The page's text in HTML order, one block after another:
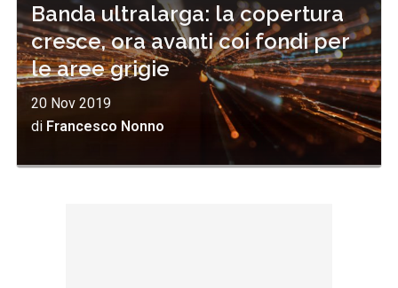
Banda ultralarga: la copertura
cresce, ora avanti coi fondi per
le aree grigie
20 Nov 2019
di Francesco Nonno